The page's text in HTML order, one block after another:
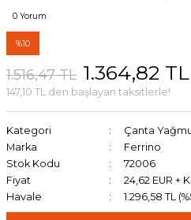
0 Yorum
%10
1.516,47 TL 1.364,82 TL
147,10 TL den başlayan taksitlerle!
Kategori
Çanta
Marka
Ferrino
Stok Kodu
72006
Fiyat
24,62 EUR +
Havale
1.296,58 TL